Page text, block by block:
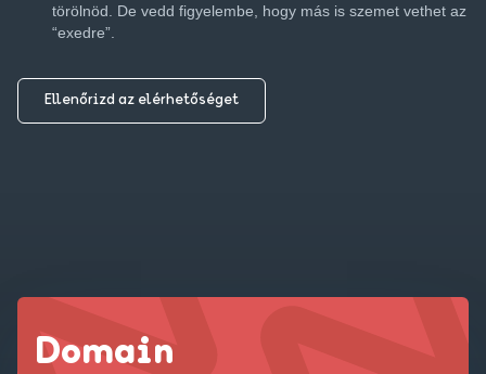
törölnöd. De vedd figyelembe, hogy más is szemet vethet az
“exedre”.
Ellenőrizd az elérhetőséget
Domain